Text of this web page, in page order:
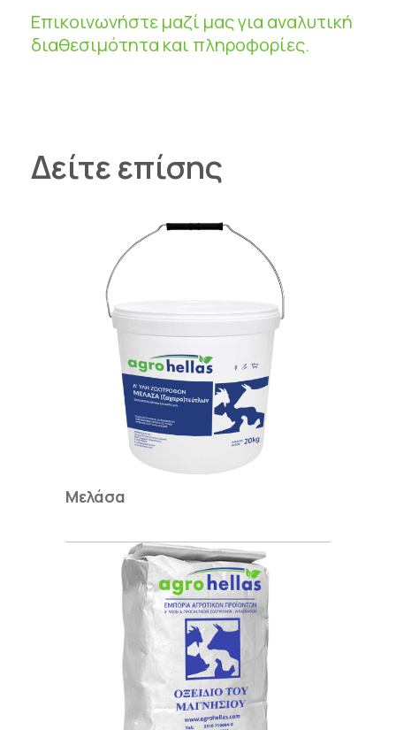
Επικοινωνήστε μαζί μας για αναλυτική
διαθεσιμότητα και πληροφορίες.
Δείτε επίσης
Μελάσα